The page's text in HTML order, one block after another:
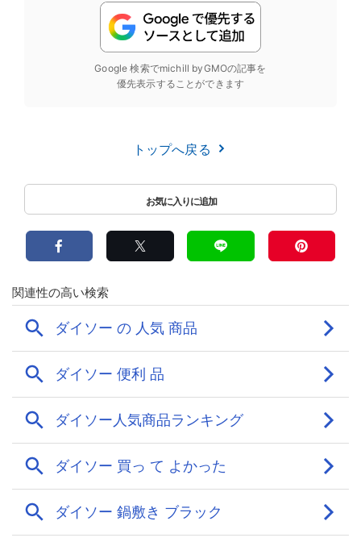
Google 検索でmichill byGMOの記事を
優先表示することができます
トップへ戻る